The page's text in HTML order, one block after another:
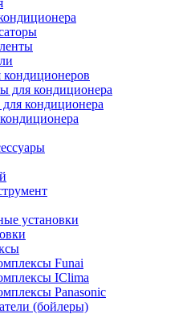
для кондиционера
кондиционера
установки
Funai
IClima
Panasonic
(бойлеры)